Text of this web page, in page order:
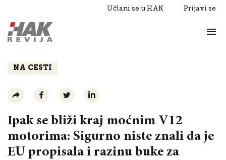
Učlani se u HAK Prijavi se
Razgovori
NA CESTI
Ipak se bliži kraj moćnim V12
motorima: Sigurno niste znali da je
EU propisala i razinu buke za